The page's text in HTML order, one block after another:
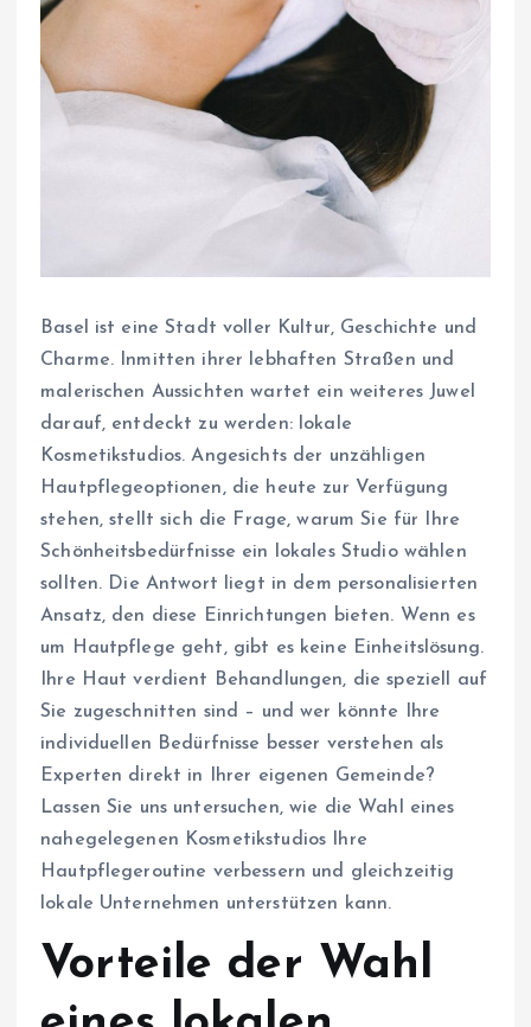
Basel ist eine Stadt voller Kultur, Geschichte und
Charme. Inmitten ihrer lebhaften Straßen und
malerischen Aussichten wartet ein weiteres Juwel
darauf, entdeckt zu werden: lokale
Kosmetikstudios. Angesichts der unzähligen
Hautpflegeoptionen, die heute zur Verfügung
stehen, stellt sich die Frage, warum Sie für Ihre
Schönheitsbedürfnisse ein lokales Studio wählen
sollten. Die Antwort liegt in dem personalisierten
Ansatz, den diese Einrichtungen bieten. Wenn es
um Hautpflege geht, gibt es keine Einheitslösung.
Ihre Haut verdient Behandlungen, die speziell auf
Sie zugeschnitten sind – und wer könnte Ihre
individuellen Bedürfnisse besser verstehen als
Experten direkt in Ihrer eigenen Gemeinde?
Lassen Sie uns untersuchen, wie die Wahl eines
nahegelegenen Kosmetikstudios Ihre
Hautpflegeroutine verbessern und gleichzeitig
lokale Unternehmen unterstützen kann.
Vorteile der Wahl